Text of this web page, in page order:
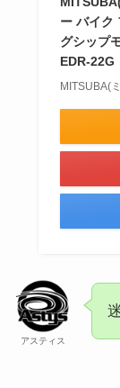
ー バイク
グシップ
EDR-22G
MITSUBA(
アスティス